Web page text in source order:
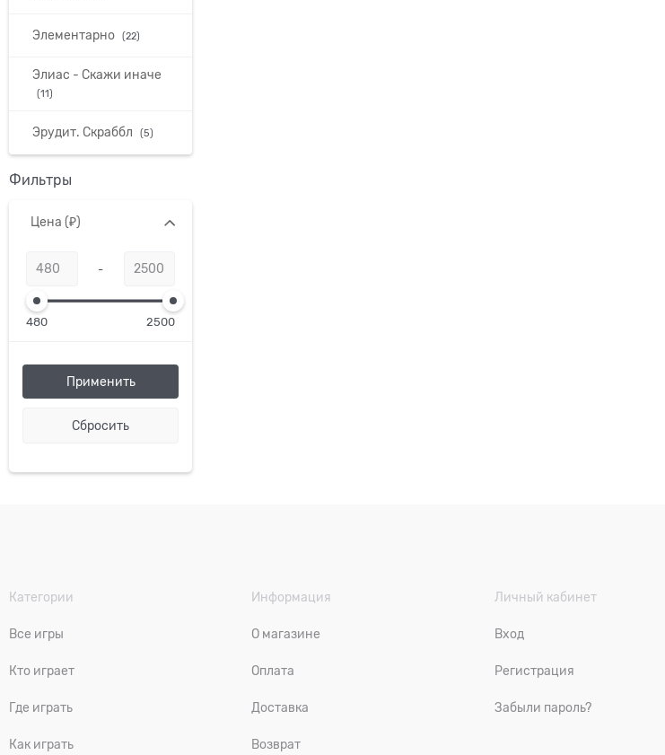
Элементарно (22)
Элиас - Скажи иначе
(11)
Эрудит. Скраббл (5)
Фильтры
Цена (₽)
-
480 2500
Категории
Все игры
Кто играет
Где играть
Как играть
Информация
О магазине
Оплата
Доставка
Возврат
Личный кабинет
Вход
Регистрация
Забыли пароль?